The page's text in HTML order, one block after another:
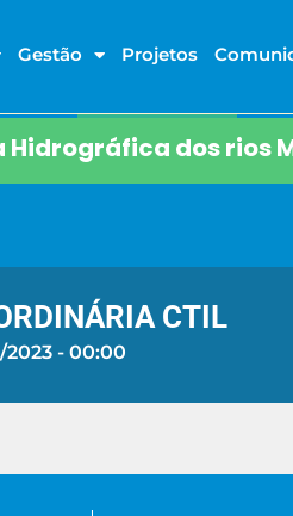
Gestão Projetos
dos rios
CTIL
2023 - 00:00